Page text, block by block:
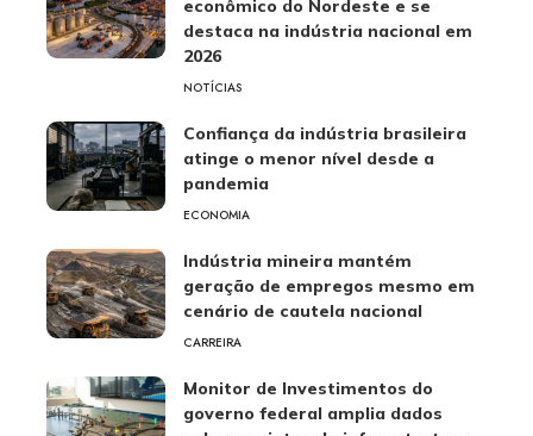
econômico do Nordeste e se
destaca na indústria nacional em
2026
NOTÍCIAS
Confiança da indústria brasileira
atinge o menor nível desde a
pandemia
ECONOMIA
Indústria mineira mantém
geração de empregos mesmo em
cenário de cautela nacional
CARREIRA
Monitor de Investimentos do
governo federal amplia dados